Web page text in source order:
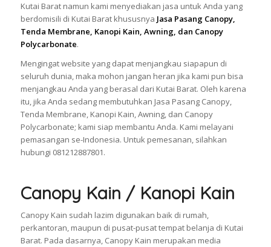
Kutai Barat namun kami menyediakan jasa untuk Anda yang
berdomisili di Kutai Barat khususnya Jasa Pasang Canopy,
Tenda Membrane, Kanopi Kain, Awning, dan Canopy
Polycarbonate.
Mengingat website yang dapat menjangkau siapapun di
seluruh dunia, maka mohon jangan heran jika kami pun bisa
menjangkau Anda yang berasal dari Kutai Barat. Oleh karena
itu, jika Anda sedang membutuhkan Jasa Pasang Canopy,
Tenda Membrane, Kanopi Kain, Awning, dan Canopy
Polycarbonate; kami siap membantu Anda. Kami melayani
pemasangan se-Indonesia. Untuk pemesanan, silahkan
hubungi 081212887801.
Canopy Kain / Kanopi Kain
Canopy Kain sudah lazim digunakan baik di rumah,
perkantoran, maupun di pusat-pusat tempat belanja di Kutai
Barat. Pada dasarnya, Canopy Kain merupakan media